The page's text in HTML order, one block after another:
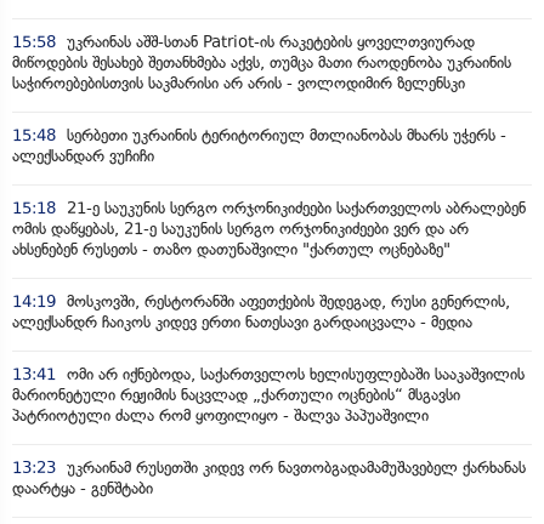
15:58 უკრაინას აშშ-სთან Patriot-ის რაკეტების ყოველთვიურად
მიწოდების შესახებ შეთანხმება აქვს, თუმცა მათი რაოდენობა უკრაინის
საჭიროებებისთვის საკმარისი არ არის - ვოლოდიმირ ზელენსკი
15:48 სერბეთი უკრაინის ტერიტორიულ მთლიანობას მხარს უჭერს -
ალექსანდარ ვუჩიჩი
15:18
21-ე საუკუნის სერგო ორჯონიკიძეები საქართველოს აბრალებენ
ომის დაწყებას, 21-ე საუკუნის სერგო ორჯონიკიძეები ვერ და არ
ახსენებენ რუსეთს - თაზო დათუნაშვილი "ქართულ ოცნებაზე"
14:19 მოსკოვში, რესტორანში აფეთქების შედეგად, რუსი გენერლის,
ალექსანდრ ჩაიკოს კიდევ ერთი ნათესავი გარდაიცვალა - მედია
13:41 ომი არ იქნებოდა, საქართველოს ხელისუფლებაში სააკაშვილის
მარიონეტული რეჟიმის ნაცვლად „ქართული ოცნების“ მსგავსი
პატრიოტული ძალა რომ ყოფილიყო - შალვა პაპუაშვილი
13:23 უკრაინამ რუსეთში კიდევ ორ ნავთობგადამამუშავებელ ქარხანას
დაარტყა - გენშტაბი